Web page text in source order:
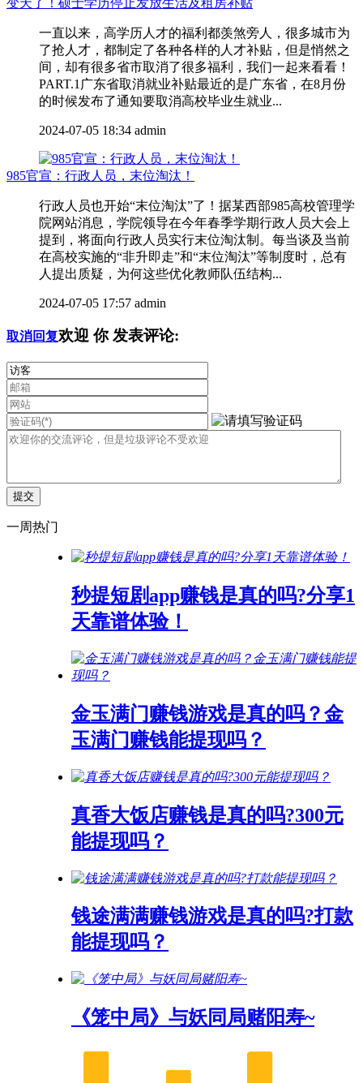
一直以来，高学历人才的福利都羡煞旁人，很多城市为
了抢人才，都制定了各种各样的人才补贴，但是悄然之
间，却有很多省市取消了很多福利，我们一起来看看！
PART.1广东省取消就业补贴最近的是广东省，在8月份
的时候发布了通知要取消高校毕业生就业...
2024-07-05 18:34 admin
985官宣：行政人员，末位淘汰！
行政人员也开始“末位淘汰”了！据某西部985高校管理学
院网站消息，学院领导在今年春季学期行政人员大会上
提到，将面向行政人员实行末位淘汰制。每当谈及当前
在高校实施的“非升即走”和“末位淘汰”等制度时，总有
人提出质疑，为何这些优化教师队伍结构...
2024-07-05 17:57 admin
取消回复欢迎 你发表评论:
一周热门
秒提短剧app赚钱是真的吗?分享1
天靠谱体验！
金玉满门赚钱游戏是真的吗？金
玉满门赚钱能提现吗？
真香大饭店赚钱是真的吗?300元
能提现吗？
钱途满满赚钱游戏是真的吗?打款
能提现吗？
《笼中局》与妖同局赌阳寿~